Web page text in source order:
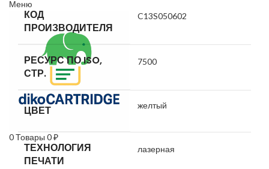
Меню
0Товары 0₽
КОД
ПРОИЗВОДИТЕЛЯ
C13S050602
РЕСУРС ПО ISO,
СТР.
7500
ЦВЕТ желтый
ТЕХНОЛОГИЯ
ПЕЧАТИ
лазерная